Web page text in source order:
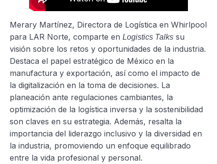
Merary Martínez, Directora de Logística en Whirlpool
para LAR Norte, comparte en Logistics Talks su
visión sobre los retos y oportunidades de la industria.
Destaca el papel estratégico de México en la
manufactura y exportación, así como el impacto de
la digitalización en la toma de decisiones. La
planeación ante regulaciones cambiantes, la
optimización de la logística inversa y la sostenibilidad
son claves en su estrategia. Además, resalta la
importancia del liderazgo inclusivo y la diversidad en
la industria, promoviendo un enfoque equilibrado
entre la vida profesional y personal.